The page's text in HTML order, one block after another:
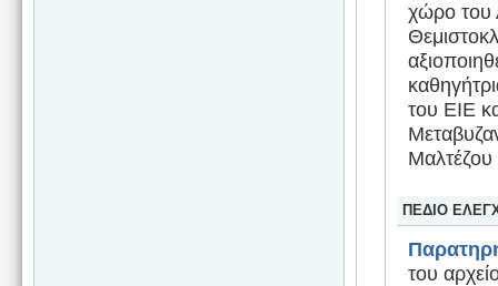
χώρο του
του ΕΙΕ
ΠΕΔΙΟ
του